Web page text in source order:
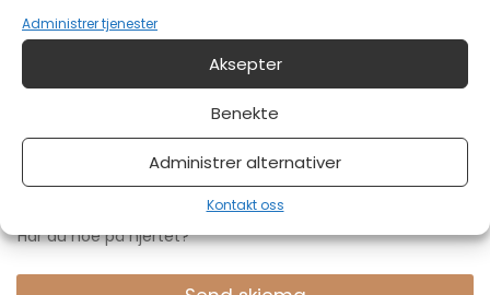
Administrer tjenester
Aksepter
Benekte
Administrer alternativer
Kontakt oss
Melding
Har du noe på hjertet?